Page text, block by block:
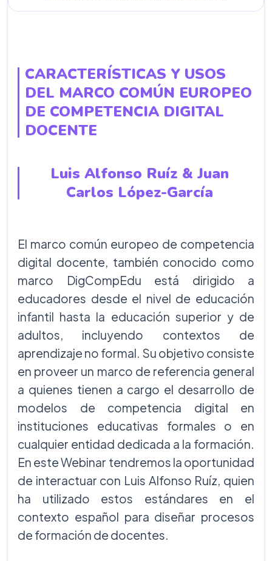
CARACTERÍSTICAS Y USOS
DEL MARCO COMÚN EUROPEO
DE COMPETENCIA DIGITAL
DOCENTE
Luis Alfonso Ruíz & Juan
Carlos López-García
El marco común europeo de competencia
digital docente, también conocido como
marco DigCompEdu está dirigido a
educadores desde el nivel de educación
infantil hasta la educación superior y de
adultos, incluyendo contextos de
aprendizaje no formal. Su objetivo consiste
en proveer un marco de referencia general
a quienes tienen a cargo el desarrollo de
modelos de competencia digital en
instituciones educativas formales o en
cualquier entidad dedicada a la formación.
En este Webinar tendremos la oportunidad
de interactuar con Luis Alfonso Ruíz, quien
ha utilizado estos estándares en el
contexto español para diseñar procesos
de formación de docentes.